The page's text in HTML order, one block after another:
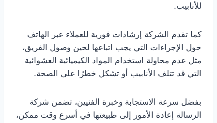
للأنابيب.
كما تقدم الشركة إرشادات فورية للعملاء عبر الهاتف
حول الإجراءات التي يجب اتباعها لحين وصول الفريق،
مثل عدم محاولة استخدام المواد الكيميائية العشوائية
التي قد تتلف الأنابيب أو تشكل خطرًا على الصحة.
بفضل سرعة الاستجابة وخبرة الفنيين، تضمن شركة
الرسالة إعادة الأمور إلى طبيعتها في أسرع وقت ممكن،